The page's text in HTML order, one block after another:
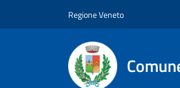
Regione Veneto